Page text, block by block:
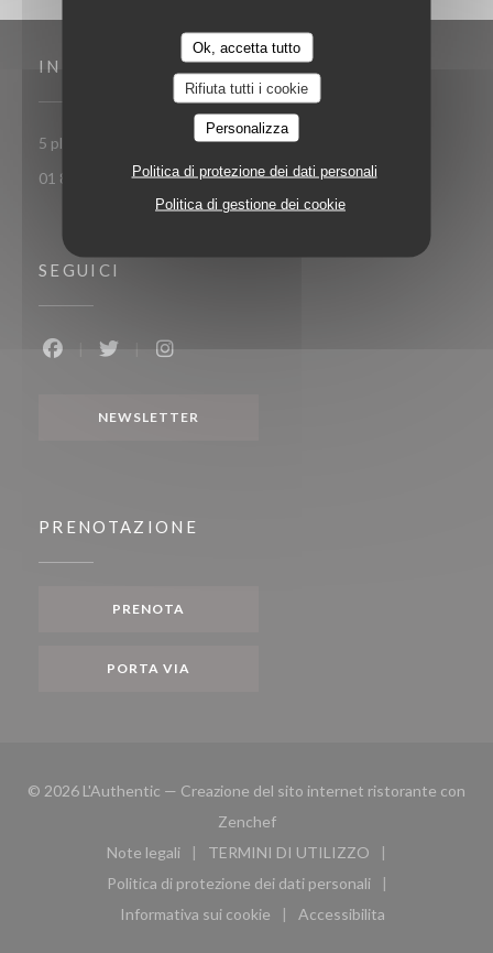
Ok, accetta tutto
Rifiuta tutti i cookie
Personalizza
Politica di protezione dei dati personali
Politica di gestione dei cookie
INDIRIZZO
5 place Toscane 77700 Serris-Val d'Europe
01 85 15 27 71
SEGUICI
NEWSLETTER
PRENOTAZIONE
PRENOTA
PORTA VIA
© 2026 L'Authentic — Creazione del sito internet ristorante con
Zenchef((apre una nuova finestra))
Note legali
((apre una nuova finestra))
TERMINI DI UTILIZZO
((apre una nuova finestra))
Politica di protezione dei dati personali
((apre una nuova finestra))
Informativa sui cookie
((apre una nuova finestra))
Accessibilita